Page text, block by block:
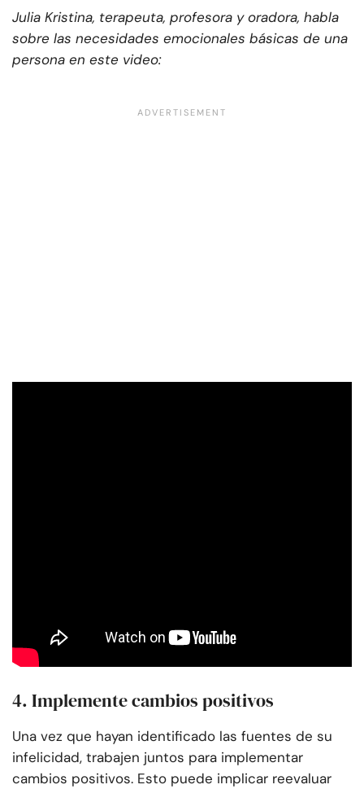
Julia Kristina, terapeuta, profesora y oradora, habla
sobre las necesidades emocionales básicas de una
persona en este video:
4. Implemente cambios positivos
Una vez que hayan identificado las fuentes de su
infelicidad, trabajen juntos para implementar
cambios positivos. Esto puede implicar reevaluar